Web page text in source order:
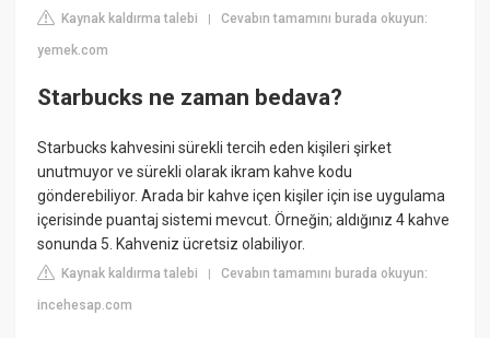
Kaynak kaldırma talebi |Cevabın tamamını burada okuyun:
yemek.com
Starbucks ne zaman bedava?
Starbucks kahvesini sürekli tercih eden kişileri şirket
unutmuyor ve sürekli olarak ikram kahve kodu
gönderebiliyor. Arada bir kahve içen kişiler için ise uygulama
içerisinde puantaj sistemi mevcut. Örneğin; aldığınız 4 kahve
sonunda 5. Kahveniz ücretsiz olabiliyor.
Kaynak kaldırma talebi |Cevabın tamamını burada okuyun:
incehesap.com